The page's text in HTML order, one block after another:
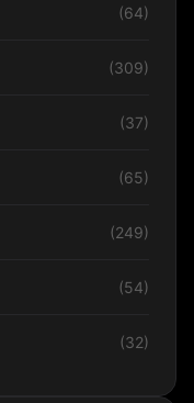
(64)
(309)
(37)
(65)
(249)
(54)
(32)